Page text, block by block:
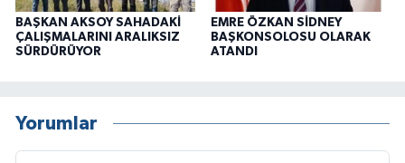
BAŞKAN AKSOY SAHADAKİ
ÇALIŞMALARINI ARALIKSIZ
SÜRDÜRÜYOR
EMRE ÖZKAN SİDNEY
BAŞKONSOLOSU OLARAK
ATANDI
Yorumlar